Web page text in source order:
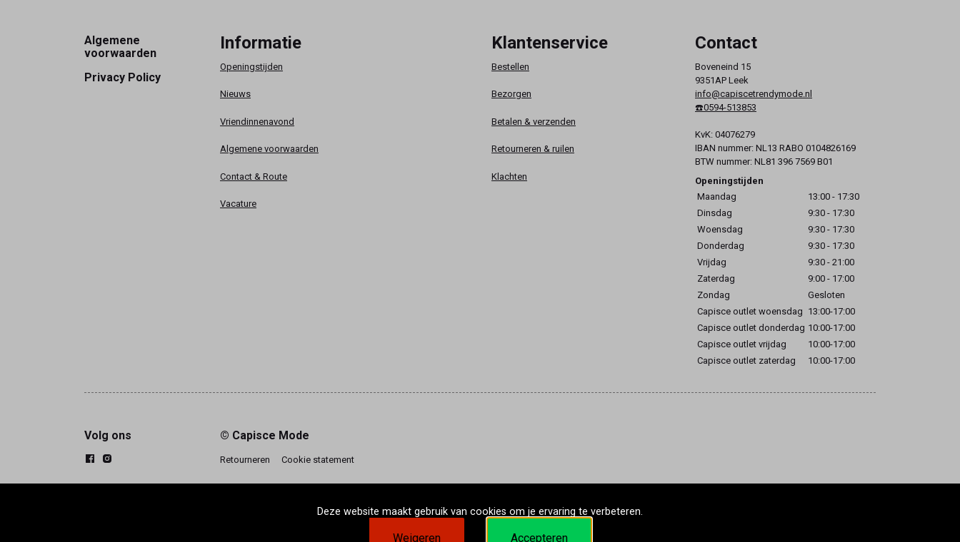
Footer
Algemene
voorwaarden
Privacy Policy
Informatie
Openingstijden
Nieuws
Vriendinnenavond
Algemene voorwaarden
Contact & Route
Vacature
Klantenservice
Bestellen
Bezorgen
Betalen & verzenden
Retourneren & ruilen
Klachten
Contact
Boveneind 15
9351AP Leek
info@capiscetrendymode.nl
☎️0594-513853
KvK: 04076279
IBAN nummer: NL13 RABO 0104826169
BTW nummer: NL81 396 7569 B01
Openingstijden
Maandag
13:00 - 17:30
Dinsdag
9:30 - 17:30
Woensdag
9:30 - 17:30
Donderdag
9:30 - 17:30
Vrijdag
9:30 - 21:00
Zaterdag
9:00 - 17:00
Zondag
Gesloten
Capisce outlet woensdag 13:00-17:00
Capisce outlet donderdag 10:00-17:00
Capisce outlet vrijdag
10:00-17:00
Capisce outlet zaterdag
10:00-17:00
Volg ons © Capisce Mode
Retourneren Cookie statement
Deze website maakt gebruik van cookies om je ervaring te verbeteren.
Weigeren Accepteren